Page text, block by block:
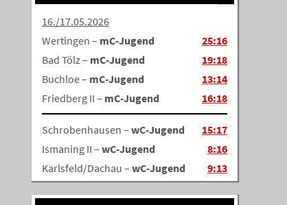
16./17.05.2026
Wertingen – mC-Jugend
25:16
Bad Tölz – mC-Jugend
19:18
Buchloe – mC-Jugend
13:14
Friedberg II – mC-Jugend 16:18
Schrobenhausen – wC-Jugend
15:17
Ismaning II – wC-Jugend
8:16
Karlsfeld/Dachau – wC-Jugend 9:13